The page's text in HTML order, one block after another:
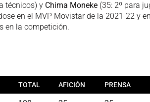
técnicos) y Chima Moneke (35: 2º para
en el MVP Movistar de la 2021-22 y
en la competición.
TOTAL AFICIÓN PRENSA